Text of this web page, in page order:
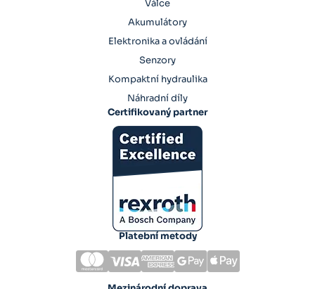
Válce
Akumulátory
Elektronika a ovládání
Senzory
Kompaktní hydraulika
Náhradní díly
Certifikovaný partner
Platební metody